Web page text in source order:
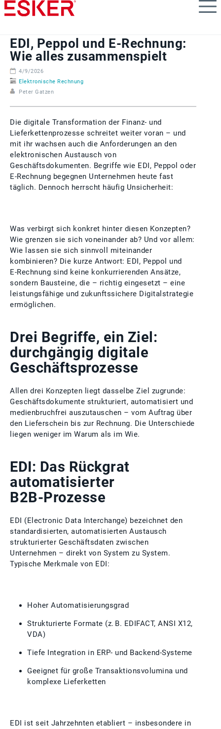
Skip
to
content
EDI, Peppol und E‑Rechnung:
Wie alles zusammenspielt
4/9/2026
Elektronische Rechnung
Peter Gatzen
Die digitale Transformation der Finanz‑ und
Lieferkettenprozesse schreitet weiter voran – und
mit ihr wachsen auch die Anforderungen an den
elektronischen Austausch von
Geschäftsdokumenten. Begriffe wie EDI, Peppol oder
E‑Rechnung begegnen Unternehmen heute fast
täglich. Dennoch herrscht häufig Unsicherheit:
Was verbirgt sich konkret hinter diesen Konzepten?
Wie grenzen sie sich voneinander ab? Und vor allem:
Wie lassen sie sich sinnvoll miteinander
kombinieren? Die kurze Antwort: EDI, Peppol und
E‑Rechnung sind keine konkurrierenden Ansätze,
sondern Bausteine, die – richtig eingesetzt – eine
leistungsfähige und zukunftssichere Digitalstrategie
ermöglichen.
Drei Begriffe, ein Ziel:
durchgängig digitale
Geschäftsprozesse
Allen drei Konzepten liegt dasselbe Ziel zugrunde:
Geschäftsdokumente strukturiert, automatisiert und
medienbruchfrei auszutauschen – vom Auftrag über
den Lieferschein bis zur Rechnung. Die Unterschiede
liegen weniger im Warum als im Wie.
EDI: Das Rückgrat
automatisierter
B2B‑Prozesse
EDI (Electronic Data Interchange) bezeichnet den
standardisierten, automatisierten Austausch
strukturierter Geschäftsdaten zwischen
Unternehmen – direkt von System zu System.
Typische Merkmale von EDI:
Hoher Automatisierungsgrad
Strukturierte Formate (z. B. EDIFACT, ANSI X12,
VDA)
Tiefe Integration in ERP‑ und Backend‑Systeme
Geeignet für große Transaktionsvolumina und
komplexe Lieferketten
EDI ist seit Jahrzehnten etabliert – insbesondere in